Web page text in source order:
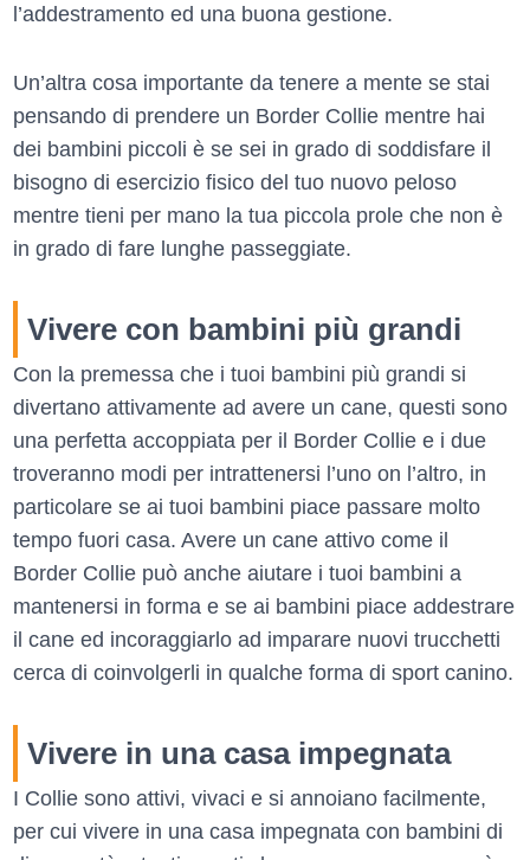
l’addestramento ed una buona gestione.
Un’altra cosa importante da tenere a mente se stai
pensando di prendere un Border Collie mentre hai
dei bambini piccoli è se sei in grado di soddisfare il
bisogno di esercizio fisico del tuo nuovo peloso
mentre tieni per mano la tua piccola prole che non è
in grado di fare lunghe passeggiate.
Vivere con bambini più grandi
Con la premessa che i tuoi bambini più grandi si
divertano attivamente ad avere un cane, questi sono
una perfetta accoppiata per il Border Collie e i due
troveranno modi per intrattenersi l’uno on l’altro, in
particolare se ai tuoi bambini piace passare molto
tempo fuori casa. Avere un cane attivo come il
Border Collie può anche aiutare i tuoi bambini a
mantenersi in forma e se ai bambini piace addestrare
il cane ed incoraggiarlo ad imparare nuovi trucchetti
cerca di coinvolgerli in qualche forma di sport canino.
Vivere in una casa impegnata
I Collie sono attivi, vivaci e si annoiano facilmente,
per cui vivere in una casa impegnata con bambini di